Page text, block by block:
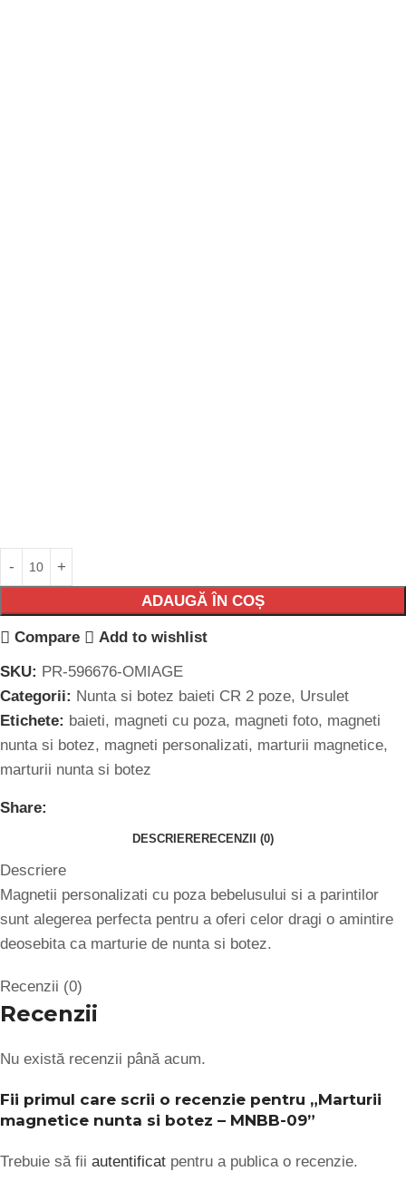
ADAUGĂ ÎN COȘ
Compare
Add to wishlist
SKU: PR-596676-OMIAGE
Categorii: Nunta si botez baieti CR 2 poze, Ursulet
Etichete: baieti, magneti cu poza, magneti foto, magneti
nunta si botez, magneti personalizati, marturii magnetice,
marturii nunta si botez
Share:
DESCRIERERECENZII (0)
Descriere
Magnetii personalizati cu poza bebelusului si a parintilor
sunt alegerea perfecta pentru a oferi celor dragi o amintire
deosebita ca marturie de nunta si botez.
Recenzii (0)
Recenzii
Nu există recenzii până acum.
Fii primul care scrii o recenzie pentru „Marturii
magnetice nunta si botez – MNBB-09”
Trebuie să fii autentificat pentru a publica o recenzie.